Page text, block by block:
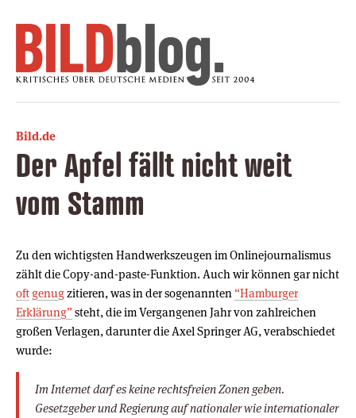
Bild.de
Der Apfel fällt nicht weit
vom Stamm
Zu den wichtigsten Handwerkszeugen im Onlinejournalismus
zählt die Copy-and-paste-Funktion. Auch wir können gar nicht
oft genug zitieren, was in der sogenannten “Hamburger
Erklärung”steht, die im Vergangenen Jahr von zahlreichen
großen Verlagen, darunter die Axel Springer AG, verabschiedet
wurde:
Im Internet darf es keine rechtsfreien Zonen geben.
Gesetzgeber und Regierung auf nationaler wie internationaler